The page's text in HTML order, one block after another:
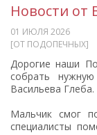
Новости от
01 ИЮЛЯ 2026
[ОТ ПОДОПЕЧНЫХ]
Дорогие наши
собрать
Васильева Глеба.
Мальчик смог
специалисты